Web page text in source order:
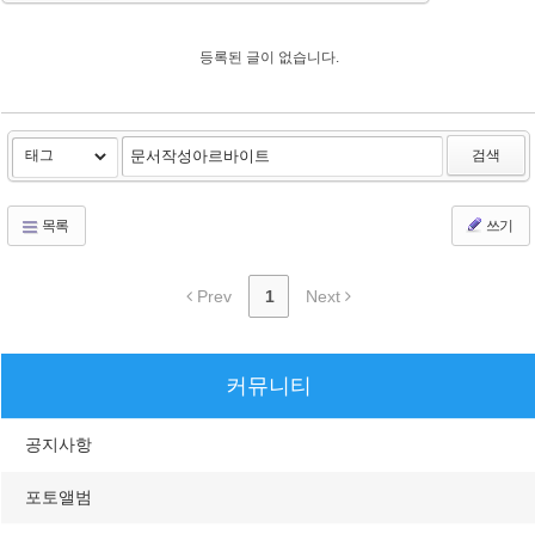
등록된 글이 없습니다.
검색
목록 쓰기
Prev 1 Next
커뮤니티
공지사항
포토앨범